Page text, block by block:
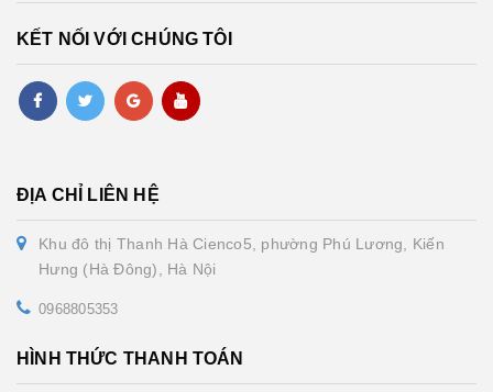
KẾT NỐI VỚI CHÚNG TÔI
ĐỊA CHỈ LIÊN HỆ
Khu đô thị Thanh Hà Cienco5, phường Phú Lương, Kiến
Hưng (Hà Đông), Hà Nội
0968805353
HÌNH THỨC THANH TOÁN